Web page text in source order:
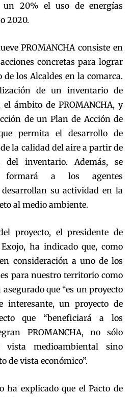
un 20% el uso de energías
2020.
PROMANCHA consiste en
concretas para lograr
de los Alcaldes en la comarca.
de un inventario de
ámbito de PROMANCHA, y
de un Plan de Acción de
permita el desarrollo de
la calidad del aire a partir de
del inventario. Además, se
a los agentes
desarrollan su actividad en la
al medio ambiente.
proyecto, el presidente de
Exojo, ha indicado que, como
consideración a uno de los
para nuestro territorio como
que “es un proyecto
interesante, un proyecto de
que “beneficiará a los
PROMANCHA, no sólo
medioambiental sino
de vista económico”.
ha explicado que el Pacto de